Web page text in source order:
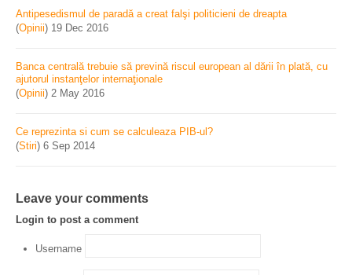
Antipesedismul de paradă a creat falşi politicieni de dreapta
(Opinii) 19 Dec 2016
Banca centrală trebuie să prevină riscul european al dării în plată, cu
ajutorul instanţelor internaţionale
(Opinii) 2 May 2016
Ce reprezinta si cum se calculeaza PIB-ul?
(Stiri) 6 Sep 2014
Leave your comments
Login to post a comment
Username